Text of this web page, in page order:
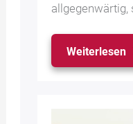
allgegenwärtig,
Weiterlesen